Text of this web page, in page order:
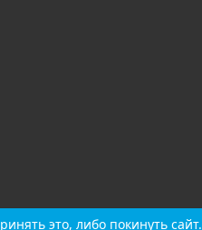
это, либо покинуть сайт.